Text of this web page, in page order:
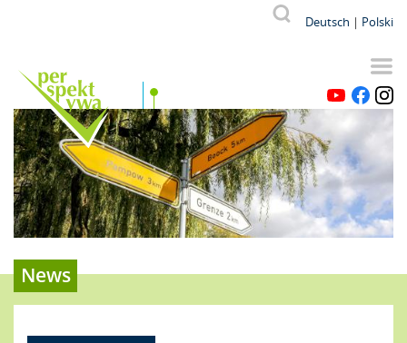
content
Od
YouTube Facebook
Suche
Deutsch Polski
News